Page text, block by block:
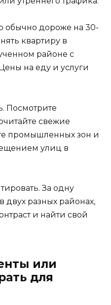
обычно дороже на 30-
квартиру в
районе с
на еду и услуги
Посмотрите
свежие
промышленных зон и
улиц в
За одну
двух разных районах,
и найти свой
или
для